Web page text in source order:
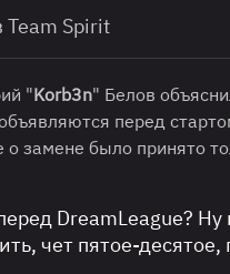
Team Spirit
"Korb3n" Белов
перед
о замене было принято
DreamLeague? Ну
чет пятое-десятое,